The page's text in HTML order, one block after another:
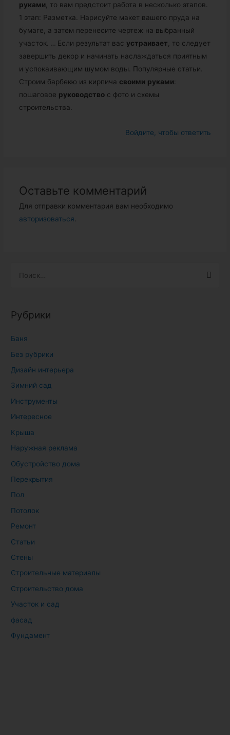
руками , то вам предстоит работа в несколько этапов.
1 этап: Разметка. Нарисуйте макет вашего пруда на
бумаге, а затем перенесите чертеж на выбранный
участок.
… Если результат вас устраивает , то следует
завершить декор и начинать наслаждаться приятным
и успокаивающим шумом воды. Популярные статьи.
Строим барбекю из кирпича своими руками:
пошаговое руководствос фото и схемы
строительства.
Войдите, чтобы ответить
Оставьте комментарий
Для отправки комментария вам необходимо
авторизоваться
т
:
Рубрики
Баня
Без рубрики
Дизайн интерьера
Зимний сад
Инструменты
Интересное
Крыша
Наружная реклама
Обустройство дома
Перекрытия
Пол
Потолок
Ремонт
Статьи
Стены
Строительные материалы
Строительство дома
Участок и сад
фасад
Фундамент